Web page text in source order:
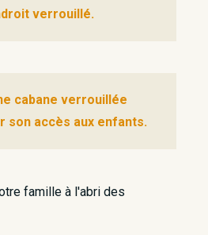
verrouillé.
cabane verrouillée
son accès aux enfants.
famille à l'abri des